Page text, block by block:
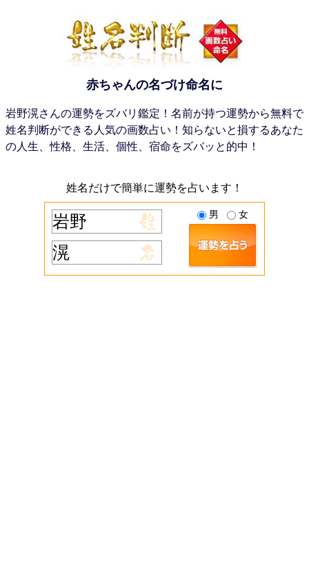
赤ちゃんの名づけ命名に
岩野滉さんの運勢をズバリ鑑定！名前が持つ運勢から無料で
姓名判断ができる人気の画数占い！知らないと損するあなた
の人生、性格、生活、個性、宿命をズバッと的中！
姓名だけで簡単に運勢を占います！
男 女